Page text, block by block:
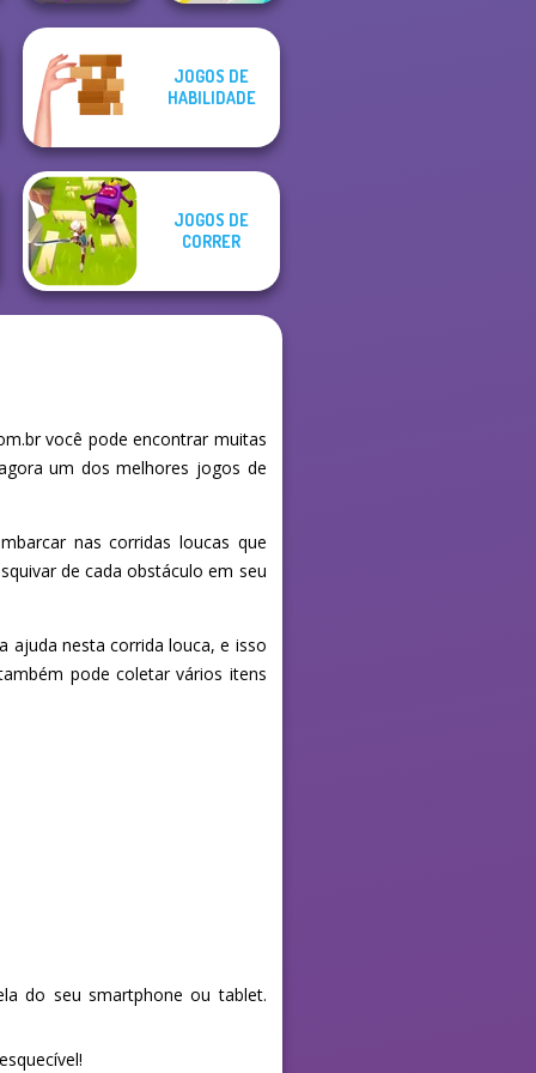
Giant Rush! Fun Race 3D
JOGOS DE
HABILIDADE
JOGOS DE
CORRER
você pode encontrar muitas
um dos melhores jogos de
nas corridas loucas que
de cada obstáculo em seu
ajuda nesta corrida louca, e isso
pode coletar vários itens
do seu smartphone ou tablet.